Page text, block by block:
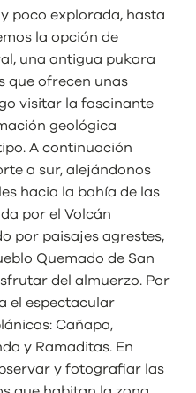
poco explorada, hasta
la opción de
una antigua pukara
que ofrecen unas
visitar la fascinante
geológica
A continuación
a sur, alejándonos
hacia la bahía de las
por el Volcán
por paisajes agrestes,
Quemado de San
del almuerzo. Por
el espectacular
Cañapa,
y Ramaditas. En
y fotografiar las